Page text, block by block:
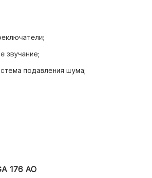
звучание;
подавления шума;
176 AO